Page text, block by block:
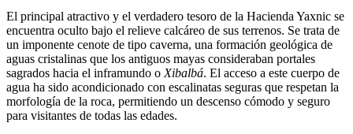
El principal atractivo y el verdadero tesoro de la Hacienda Yaxnic se
encuentra oculto bajo el relieve calcáreo de sus terrenos. Se trata de
un imponente cenote de tipo caverna, una formación geológica de
aguas cristalinas que los antiguos mayas consideraban portales
sagrados hacia el inframundo o Xibalbá. El acceso a este cuerpo de
agua ha sido acondicionado con escalinatas seguras que respetan la
morfología de la roca, permitiendo un descenso cómodo y seguro
para visitantes de todas las edades.